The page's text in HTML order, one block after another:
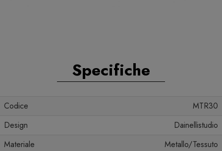
Specifiche
Codice
MTR30
Design
Dainellistudio
Materiale
Metallo/Tessuto